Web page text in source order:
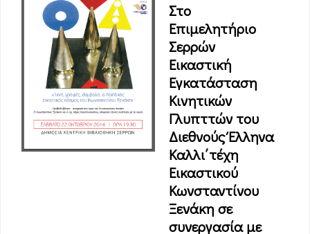
Στο
Επιμελητήριο
Σερρών
Eικαστική
Eγκατάσταση
Κινητικών
Γλυπττών του
Διεθνούς Έλληνα
Καλλι΄τέχη
Εικαστικού
Κωνσταντίνου
Ξενάκη σε
συνεργασία με